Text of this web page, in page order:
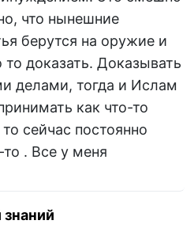
что нынешние
берутся на оружие и
то доказать. Доказывать
делами, тогда и Ислам
как что-то
сейчас постоянно
то . Все у меня